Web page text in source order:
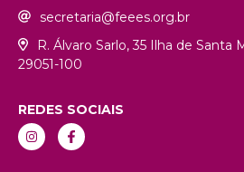
secretaria@feees.org.br
R. Álvaro Sarlo, 35 Ilha de Santa
29051-100
REDES SOCIAIS